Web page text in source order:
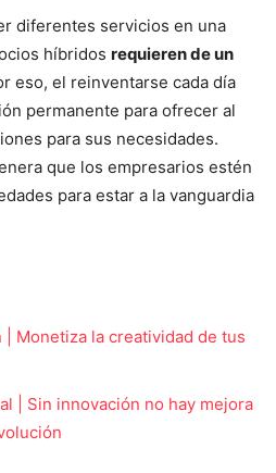
diferentes servicios en una
híbridos requieren de un
eso, el reinventarse cada día
permanente para ofrecer al
para sus necesidades.
que los empresarios estén
para estar a la vanguardia
Monetiza la creatividad de tus
| Sin innovación no hay mejora